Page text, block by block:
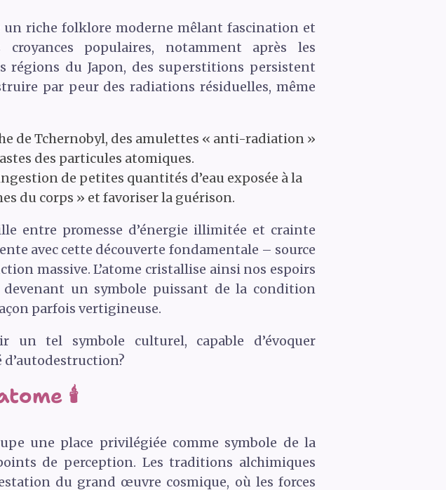
un riche folklore moderne mêlant fascination et
populaires, notamment après les
régions du Japon, des superstitions persistent
par peur des radiations résiduelles, même
de Tchernobyl, des amulettes « anti-radiation »
des particules atomiques.
de petites quantités d’eau exposée à la
du corps » et favoriser la guérison.
entre promesse d’énergie illimitée et crainte
avec cette découverte fondamentale – source
massive. L’atome cristallise ainsi nos espoirs
un symbole puissant de la condition
parfois vertigineuse.
tel symbole culturel, capable d’évoquer
🕯️
une place privilégiée comme symbole de la
de perception. Les traditions alchimiques
du grand œuvre cosmique, où les forces